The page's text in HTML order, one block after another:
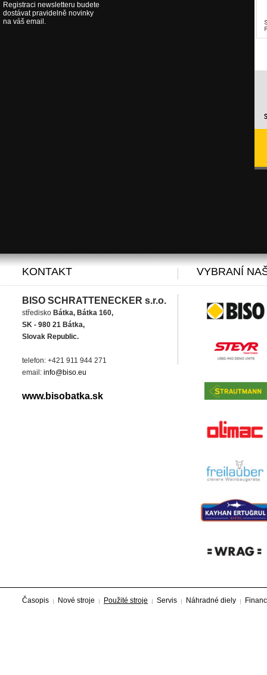
Registraci newsletteru budete
dostávat pravidelně novinky
na váš email.
KONTAKT
BISO SCHRATTENECKER s.r.o.
středisko Bátka, Bátka 160,
SK - 980 21 Bátka,
Slovak Republic.
telefon: +421 911 944 271
email: info@biso.eu
www.bisobatka.sk
VYBRANÍ
Časopis Nové stroje Použité stroje Servis Náhradné diely